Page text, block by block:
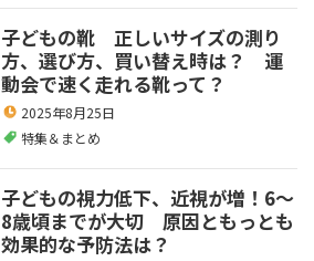
子どもの靴 正しいサイズの測り
方、選び方、買い替え時は？ 運
動会で速く走れる靴って？
2025年8月25日
特集＆まとめ
子どもの視力低下、近視が増！6～
8歳頃までが大切 原因ともっとも
効果的な予防法は？